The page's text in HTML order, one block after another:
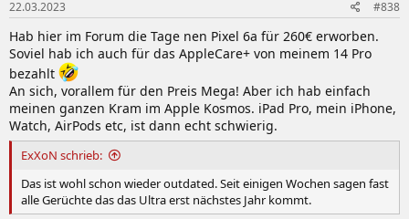
22.03.2023 #838
Hab hier im Forum die Tage nen Pixel 6a für 260€ erworben.
Soviel hab ich auch für das AppleCare+ von meinem 14 Pro
bezahlt
An sich, vorallem für den Preis Mega! Aber ich hab einfach
meinen ganzen Kram im Apple Kosmos. iPad Pro, mein iPhone,
Watch, AirPods etc, ist dann echt schwierig.
ExXoN schrieb:
Das ist wohl schon wieder outdated. Seit einigen Wochen sagen fast
alle Gerüchte das das Ultra erst nächstes Jahr kommt.